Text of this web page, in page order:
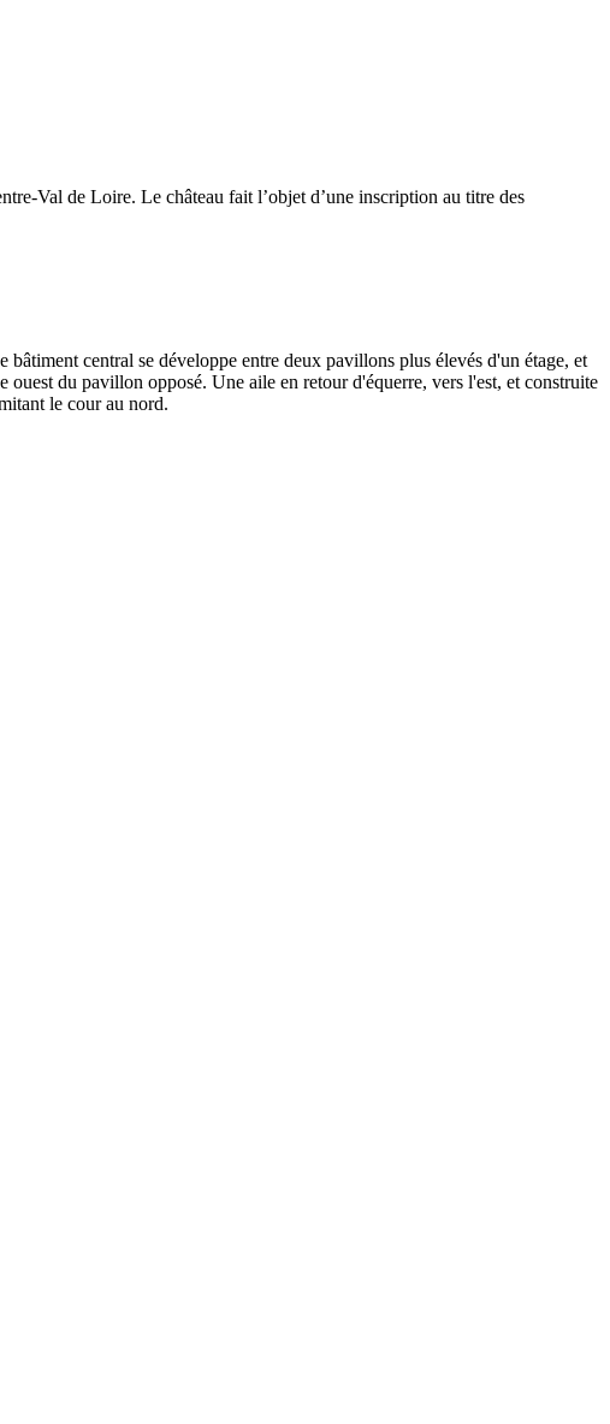
Val de Loire. Le château fait l’objet d’une inscription au titre des
central se développe entre deux pavillons plus élevés d'un étage, et
ouest du pavillon opposé. Une aile en retour d'équerre, vers l'est, et construite
le cour au nord.